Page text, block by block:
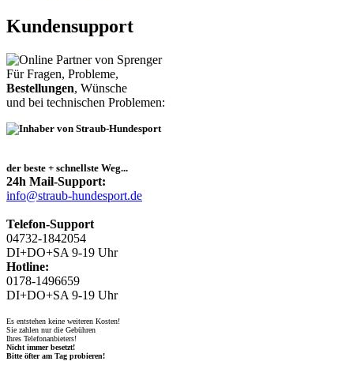
Kundensupport
Für Fragen, Probleme,
Bestellungen, Wünsche
und bei technischen Problemen:
der beste + schnellste Weg...
24h Mail-Support:
info@straub-hundesport.de
Telefon-Support
04732-1842054
DI+DO+SA 9-19 Uhr
Hotline:
0178-1496659
DI+DO+SA 9-19 Uhr
Es entstehen keine weiteren Kosten!
Sie zahlen nur die Gebühren
Ihres Telefonanbieters!
Nicht immer besetzt!
Bitte öfter am Tag probieren!